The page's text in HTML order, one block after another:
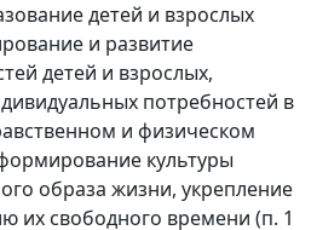
детей и взрослых
и развитие
детей и взрослых,
потребностей в
и физическом
культуры
образа жизни, укрепление
их свободного времени (п. 1